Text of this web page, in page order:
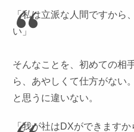
「私は立派な人間ですから
い」
そんなことを、初めての相
ら、あやしくて仕方がない
と思うに違いない。
「我が社はDXができます